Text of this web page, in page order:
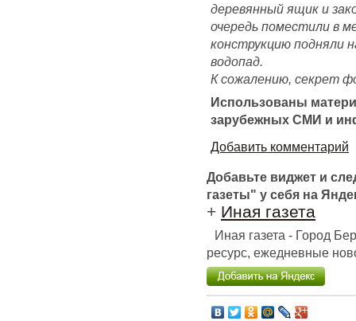
деревянный ящик и
очередь поместили в
конструкцию подняли
водопад.
К сожалению, секрет
Использованы
зарубежных СМИ и
Добавить комментарий
Добавьте виджет и
газеты" у себя на
+ Иная газета
Иная газета - Город
ресурс, ежедневные